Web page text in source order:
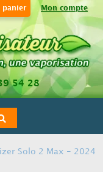
Mon compte
panier
54 28
Solo 2 Max - 2024